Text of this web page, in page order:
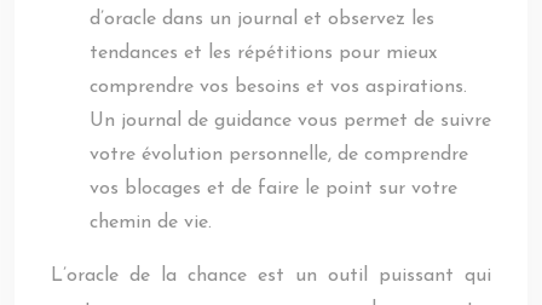
d’oracle dans un journal et observez les
tendances et les répétitions pour mieux
comprendre vos besoins et vos aspirations.
Un journal de guidance vous permet de suivre
votre évolution personnelle, de comprendre
vos blocages et de faire le point sur votre
chemin de vie.
L’oracle de la chance est un outil puissant qui